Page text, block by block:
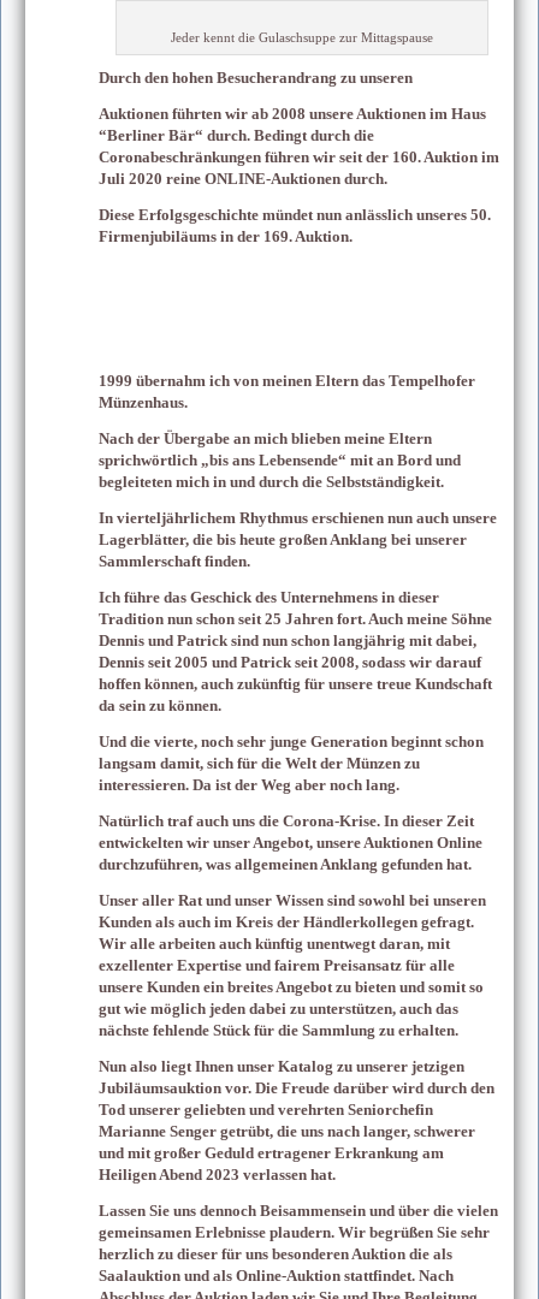
Jeder kennt die Gulaschsuppe zur Mittagspause
Durch den hohen Besucherandrang zu unseren
Auktionen führten wir ab 2008 unsere Auktionen im Haus
“Berliner Bär“ durch. Bedingt durch die
Coronabeschränkungen führen wir seit der 160. Auktion im
Juli 2020 reine ONLINE-Auktionen durch.
Diese Erfolgsgeschichte mündet nun anlässlich unseres 50.
Firmenjubiläums in der 169. Auktion.
1999 übernahm ich von meinen Eltern das Tempelhofer
Münzenhaus.
Nach der Übergabe an mich blieben meine Eltern
sprichwörtlich „bis ans Lebensende“ mit an Bord und
begleiteten mich in und durch die Selbstständigkeit.
In vierteljährlichem Rhythmus erschienen nun auch unsere
Lagerblätter, die bis heute großen Anklang bei unserer
Sammlerschaft finden.
Ich führe das Geschick des Unternehmens in dieser
Tradition nun schon seit 25 Jahren fort. Auch meine Söhne
Dennis und Patrick sind nun schon langjährig mit dabei,
Dennis seit 2005 und Patrick seit 2008, sodass wir darauf
hoffen können, auch zukünftig für unsere treue Kundschaft
da sein zu können.
Und die vierte, noch sehr junge Generation beginnt schon
langsam damit, sich für die Welt der Münzen zu
interessieren. Da ist der Weg aber noch lang.
Natürlich traf auch uns die Corona-Krise. In dieser Zeit
entwickelten wir unser Angebot, unsere Auktionen Online
durchzuführen, was allgemeinen Anklang gefunden hat.
Unser aller Rat und unser Wissen sind sowohl bei unseren
Kunden als auch im Kreis der Händlerkollegen gefragt.
Wir alle arbeiten auch künftig unentwegt daran, mit
exzellenter Expertise und fairem Preisansatz für alle
unsere Kunden ein breites Angebot zu bieten und somit so
gut wie möglich jeden dabei zu unterstützen, auch das
nächste fehlende Stück für die Sammlung zu erhalten.
Nun also liegt Ihnen unser Katalog zu unserer jetzigen
Jubiläumsauktion vor. Die Freude darüber wird durch den
Tod unserer geliebten und verehrten Seniorchefin
Marianne Senger getrübt, die uns nach langer, schwerer
und mit großer Geduld ertragener Erkrankung am
Heiligen Abend 2023 verlassen hat.
Lassen Sie uns dennoch Beisammensein und über die vielen
gemeinsamen Erlebnisse plaudern. Wir begrüßen Sie sehr
herzlich zu dieser für uns besonderen Auktion die als
Saalauktion und als Online-Auktion stattfindet. Nach